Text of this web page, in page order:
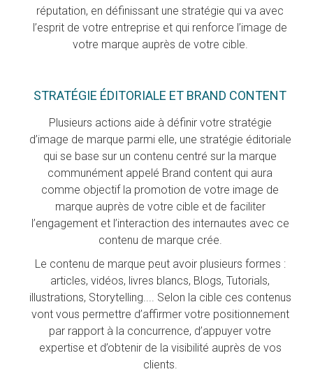
réputation, en définissant une stratégie qui va avec
l’esprit de votre entreprise et qui renforce l’image de
votre marque auprès de votre cible.
STRATÉGIE ÉDITORIALE ET BRAND CONTENT
Plusieurs actions aide à définir votre stratégie
d’image de marque parmi elle, une stratégie éditoriale
qui se base sur un contenu centré sur la marque
communément appelé Brand content qui aura
comme objectif la promotion de votre image de
marque auprès de votre cible et de faciliter
l’engagement et l’interaction des internautes avec ce
contenu de marque crée.
Le contenu de marque peut avoir plusieurs formes :
articles, vidéos, livres blancs, Blogs, Tutorials,
illustrations, Storytelling.... Selon la cible ces contenus
vont vous permettre d’affirmer votre positionnement
par rapport à la concurrence, d’appuyer votre
expertise et d’obtenir de la visibilité auprès de vos
clients.